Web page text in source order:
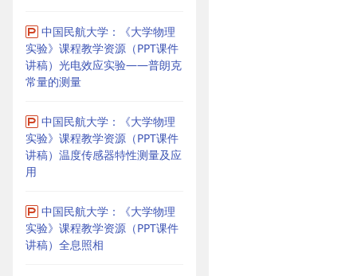
中国民航大学：《大学物理
实验》课程教学资源（PPT课件
讲稿）光电效应实验——普朗克
常量的测量
中国民航大学：《大学物理
实验》课程教学资源（PPT课件
讲稿）温度传感器特性测量及应
用
中国民航大学：《大学物理
实验》课程教学资源（PPT课件
讲稿）全息照相